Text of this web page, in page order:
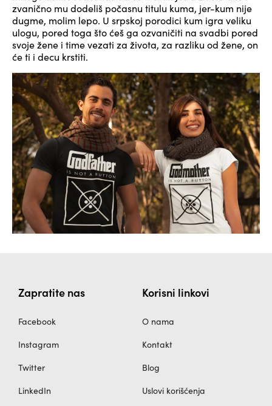
zvanično mu dodeliš počasnu titulu kuma, jer-kum nije
dugme, molim lepo. U srpskoj porodici kum igra veliku
ulogu, pored toga što ćeš ga ozvaničiti na svadbi pored
svoje žene i time vezati za života, za razliku od žene, on
će ti i decu krstiti.
Zapratite nas
Facebook
Instagram
Twitter
LinkedIn
Korisni linkovi
O nama
Kontakt
Blog
Uslovi korišćenja